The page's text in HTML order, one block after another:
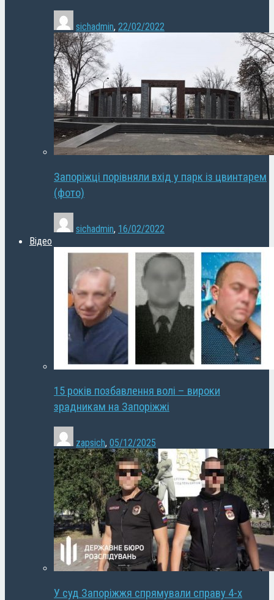
sichadmin, 22/02/2022
Запоріжці порівняли вхід у парк із цвинтарем
(фото)
sichadmin, 16/02/2022
Відео
15 років позбавлення волі – вироки
зрадникам на Запоріжжі
zapsich, 05/12/2025
У суд Запоріжжя спрямували справу 4-х